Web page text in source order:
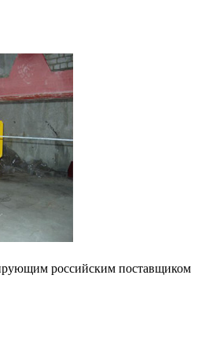
российским поставщиком